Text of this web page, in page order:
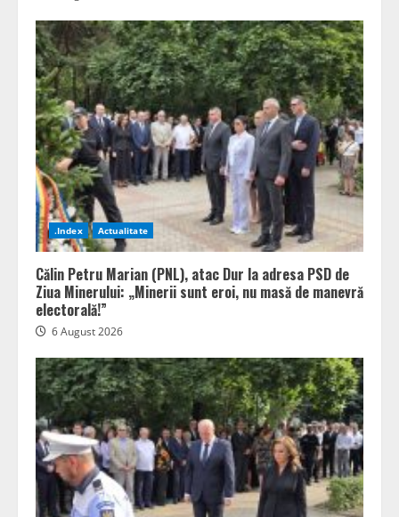
.Index Actualitate
Călin Petru Marian (PNL), atac Dur la adresa PSD de
Ziua Minerului: „Minerii sunt eroi, nu masă de manevră
electorală!”
6 August 2026